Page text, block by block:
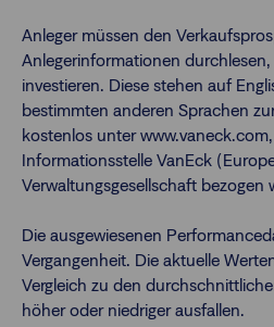
Anleger müssen den
Anlegerinformationen
investieren. Diese stehen auf
bestimmten anderen Sprachen
kostenlos unter
Informationsstelle VanEck
Verwaltungsgesellschaft bezogen
Die ausgewiesenen
Vergangenheit. Die aktuelle
Vergleich zu den
höher oder niedriger ausfallen.